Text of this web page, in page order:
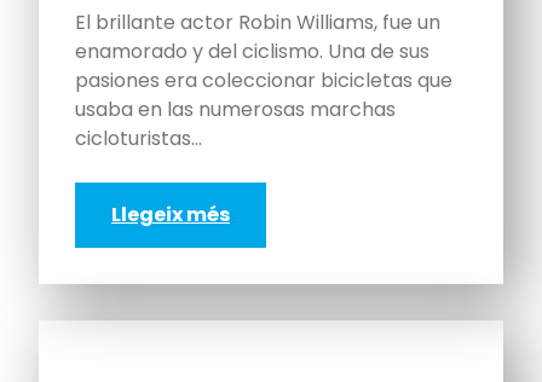
El brillante actor Robin Williams, fue un
enamorado y del ciclismo. Una de sus
pasiones era coleccionar bicicletas que
usaba en las numerosas marchas
cicloturistas…
Llegeix més